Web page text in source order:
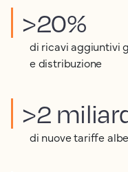
>20%
di ricavi aggiuntivi
e distribuzione
>2
di nuove tariffe